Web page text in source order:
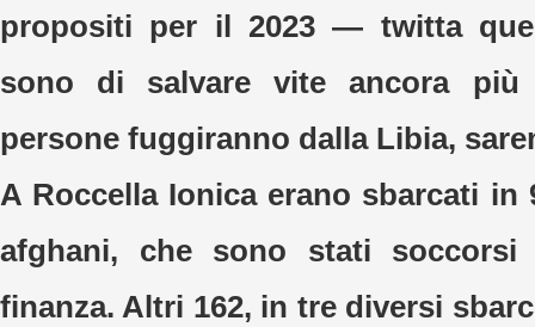
propositi per il 2023 — twitta
sono di salvare vite ancora
persone fuggiranno dalla Libia,
A Roccella Ionica erano sbarcati in
afghani, che sono stati
finanza. Altri 162, in tre diversi